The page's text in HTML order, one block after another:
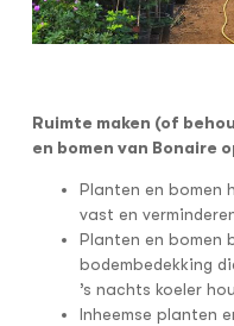
Ruimte maken (of
en bomen van Bonaire
Planten en bomen
vast en
Planten en bomen
bodembedekking
’s nachts koeler
Inheemse planten